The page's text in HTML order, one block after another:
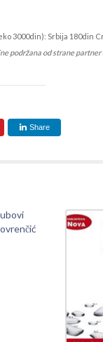
3000din): Srbija 180din
podržana od strane
Share